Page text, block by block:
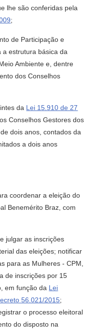
lhe são conferidas pela
;
de Participação e
a estrutura básica da
Ambiente e, dentre
dos Conselhos
da Lei 15.910 de 27
Conselhos Gestores dos
dois anos, contados da
a dois anos
coordenar a eleição do
Benemérito Braz, com
julgar as inscrições
das eleições; notificar
para as Mulheres - CPM,
de inscrições por 15
em função da Lei
56.021/2015;
o processo eleitoral
do disposto na